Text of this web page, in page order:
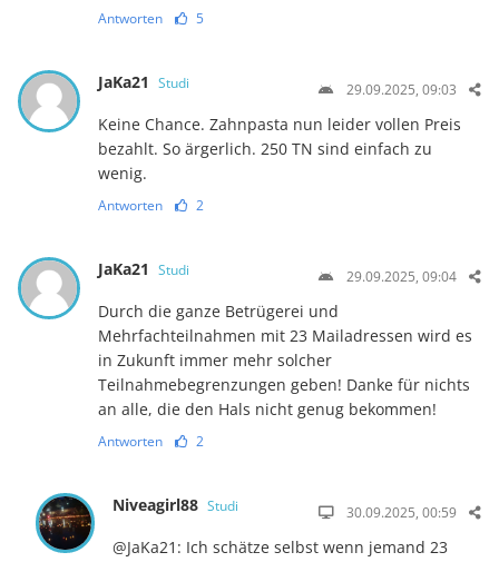
Antworten 5
JaKa21 Studi 29.09.2025, 09:03
Keine Chance. Zahnpasta nun leider vollen Preis
bezahlt. So ärgerlich. 250 TN sind einfach zu
wenig.
Antworten 2
JaKa21 Studi 29.09.2025, 09:04
Durch die ganze Betrügerei und
Mehrfachteilnahmen mit 23 Mailadressen wird es
in Zukunft immer mehr solcher
Teilnahmebegrenzungen geben! Danke für nichts
an alle, die den Hals nicht genug bekommen!
Antworten 2
Niveagirl88 Studi 30.09.2025, 00:59
@JaKa21: Ich schätze selbst wenn jemand 23